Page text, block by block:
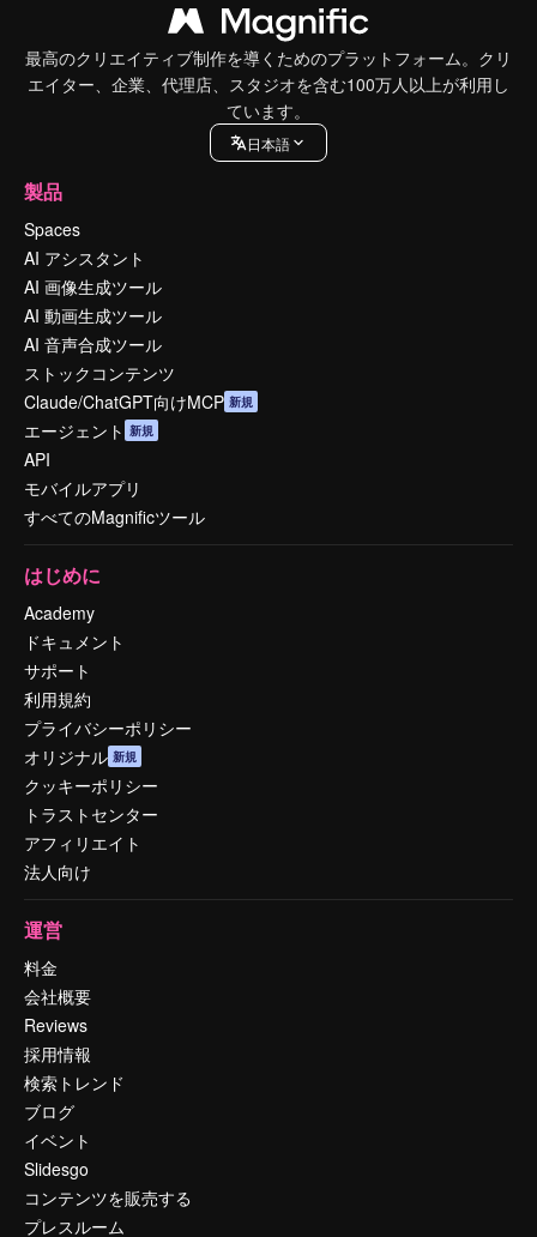
最高のクリエイティブ制作を導くためのプラットフォーム。クリ
エイター、企業、代理店、スタジオを含む100万人以上が利用し
ています。
日本語
製品
Spaces
AI アシスタント
AI 画像生成ツール
AI 動画生成ツール
AI 音声合成ツール
ストックコンテンツ
Claude/ChatGPT向けMCP 新規
エージェント 新規
API
モバイルアプリ
すべてのMagnificツール
はじめに
Academy
ドキュメント
サポート
利用規約
プライバシーポリシー
オリジナル 新規
クッキーポリシー
トラストセンター
アフィリエイト
法人向け
運営
料金
会社概要
Reviews
採用情報
検索トレンド
ブログ
イベント
Slidesgo
コンテンツを販売する
プレスルーム